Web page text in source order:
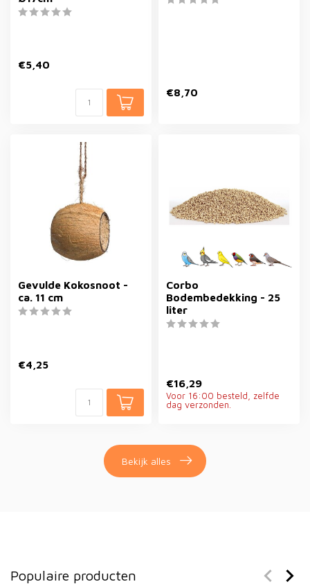
€5,40
€8,70
Gevulde Kokosnoot -
ca. 11 cm
€4,25
Corbo
Bodembedekking - 25
liter
€16,29
Voor 16:00 besteld, zelfde
dag verzonden.
Bekijk alles
Populaire producten